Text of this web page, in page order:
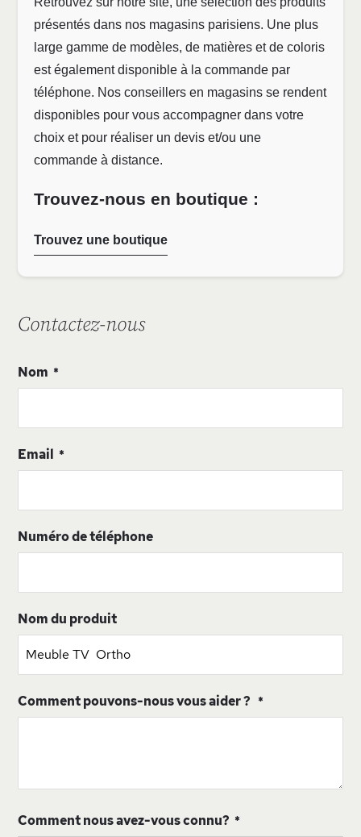
présentés dans nos magasins parisiens. Une plus
large gamme de modèles, de matières et de coloris
est également disponible à la commande par
téléphone. Nos conseillers en magasins se rendent
disponibles pour vous accompagner dans votre
choix et pour réaliser un devis et/ou une
commande à distance.
Trouvez-nous en boutique :
Trouvez une boutique
Contactez-nous
Nom
Email
Numéro de téléphone
Nom du produit
Comment pouvons-nous vous aider ?
Comment nous avez-vous connu?